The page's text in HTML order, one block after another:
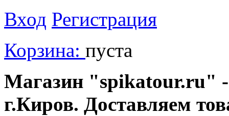
Вход Регистрация
Корзина: пуста
Магазин "spikatour.ru" -
г.Киров. Доставляем